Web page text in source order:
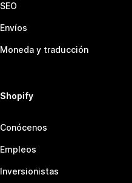
SEO
Envíos
Moneda y traducción
Shopify
Conócenos
Empleos
Inversionistas